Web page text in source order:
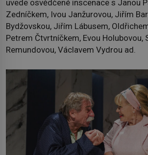
uvede osvědčené inscenace s Janou
Zedníčkem, Ivou Janžurovou, Jiřím
Bydžovskou, Jiřím Lábusem,
Petrem Čtvrtníčkem, Evou Holubovou,
Remundovou, Václavem Vydrou ad.